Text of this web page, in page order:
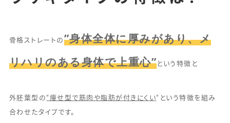
骨格ストレートの ”身体全体に厚みがあり、メ
リハリのある身体で上重心”という特徴と
外胚葉型の ”痩せ型で筋肉や脂肪が付きにくい”という特徴を組み
合わせたタイプです。